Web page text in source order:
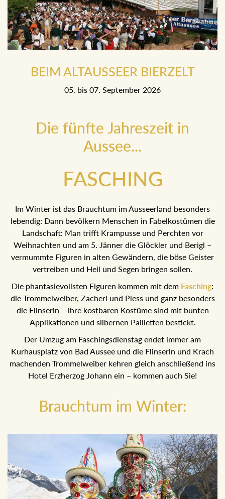
BEIM ALTAUSSEER BIERZELT
05. bis 07. September 2026
Die fünfte Jahreszeit in
Aussee...
FASCHING
Im Winter ist das Brauchtum im Ausseerland besonders
lebendig: Dann bevölkern Menschen in Fabelkostümen die
Landschaft: Man trifft Krampusse und Perchten vor
Weihnachten und am 5. Jänner die Glöckler und Berigl –
vermummte Figuren in alten Gewändern, die böse Geister
vertreiben und Heil und Segen bringen sollen.
Die phantasievollsten Figuren kommen mit dem Fasching:
die Trommelweiber, Zacherl und Pless und ganz besonders
die Flinserln – ihre kostbaren Kostüme sind mit bunten
Applikationen und silbernen Pailletten bestickt.
Der Umzug am Faschingsdienstag endet immer am
Kurhausplatz von Bad Aussee und die Flinserln und Krach
machenden Trommelweiber kehren gleich anschließend ins
Hotel Erzherzog Johann ein – kommen auch Sie!
Brauchtum im Winter: